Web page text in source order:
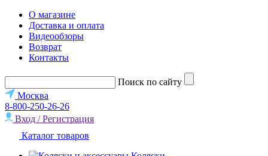
О магазине
Доставка и оплата
Видеообзоры
Возврат
Контакты
Поиск по сайту
Москва
8-800-250-26-26
Вход / Регистрация
Каталог товаров